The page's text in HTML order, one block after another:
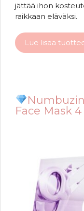
jättää ihon
raikkaan eläväksi.
Lue lisää
Numbuzin
Face Mask 4